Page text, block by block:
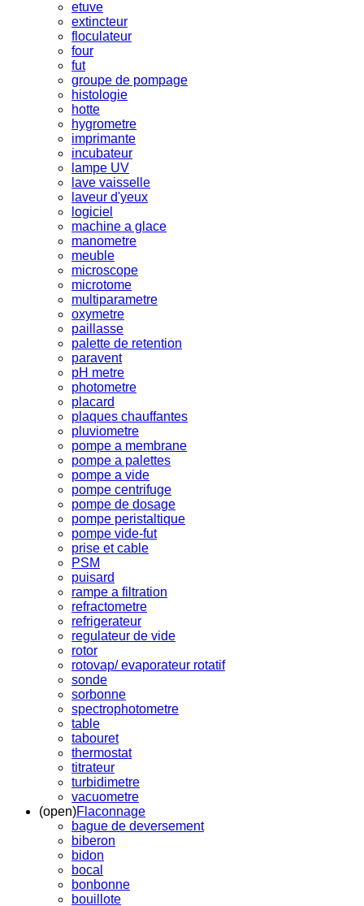
etuve
extincteur
floculateur
four
fut
groupe de pompage
histologie
hotte
hygrometre
imprimante
incubateur
lampe UV
lave vaisselle
laveur d'yeux
logiciel
machine a glace
manometre
meuble
microscope
microtome
multiparametre
oxymetre
paillasse
palette de retention
paravent
pH metre
photometre
placard
plaques chauffantes
pluviometre
pompe a membrane
pompe a palettes
pompe a vide
pompe centrifuge
pompe de dosage
pompe peristaltique
pompe vide-fut
prise et cable
PSM
puisard
rampe a filtration
refractometre
refrigerateur
regulateur de vide
rotor
rotovap/ evaporateur rotatif
sonde
sorbonne
spectrophotometre
table
tabouret
thermostat
titrateur
turbidimetre
vacuometre
(open)Flaconnage
bague de deversement
biberon
bidon
bocal
bonbonne
bouillote